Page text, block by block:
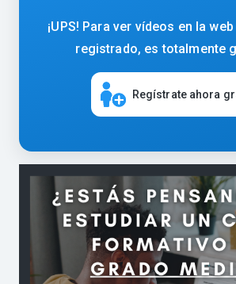
¡UPS! Para ver vídeos en la
registrado, es totalmente
Regístrate ahora